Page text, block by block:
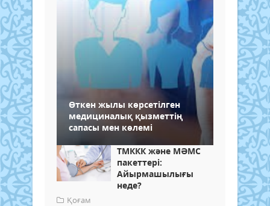
Өткен жылы көрсетілген
медициналық қызметтің
сапасы мен көлемі
ТМККК және МӘМС
пакеттері:
Айырмашылығы
неде?
Қоғам